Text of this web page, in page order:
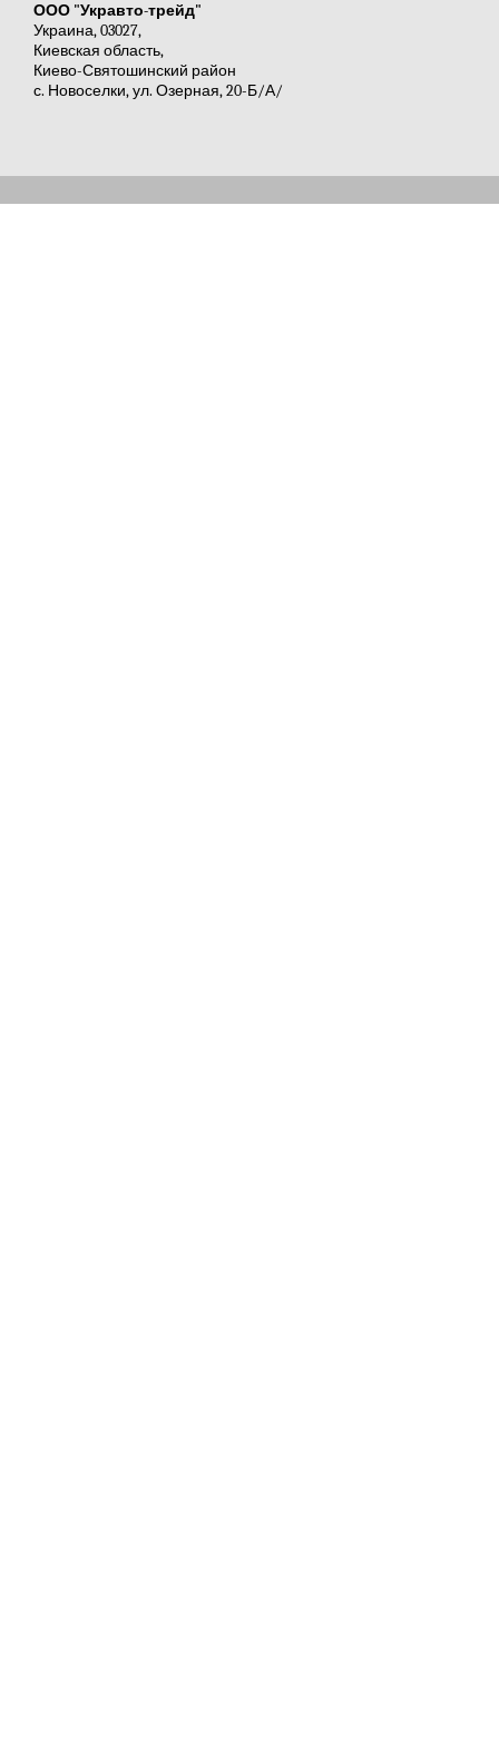
ООО "Укравто-трейд"
Украина, 03027,
Киевская область,
Киево-Святошинский район
с. Новоселки, ул. Озерная, 20-Б/А/